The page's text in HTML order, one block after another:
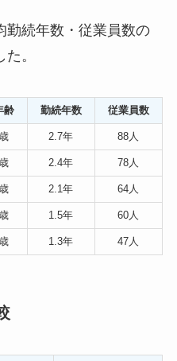
勤続年数・従業員数の
。
齢 勤続年数 従業員数
2.7年 88人
2.4年 78人
2.1年 64人
1.5年 60人
1.3年 47人